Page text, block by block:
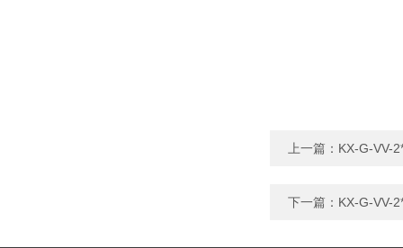
上一篇： KX-G-VV-
下一篇： KX-G-VV-